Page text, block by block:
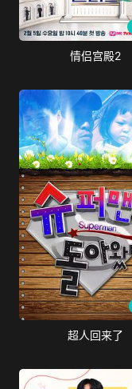
情侣宫殿2
超人回来了